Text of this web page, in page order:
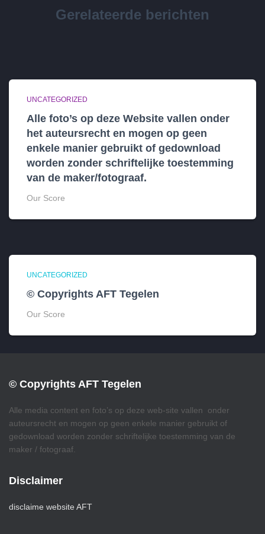
Gerelateerde berichten
UNCATEGORIZED
Alle foto’s op deze Website vallen onder
het auteursrecht en mogen op geen
enkele manier gebruikt of gedownload
worden zonder schriftelijke toestemming
van de maker/fotograaf.
Our Score
UNCATEGORIZED
© Copyrights AFT Tegelen
Our Score
© Copyrights AFT Tegelen
Alle media content en foto’s op deze web-site vallen onder
auteursrecht en mogen op geen enkele manier gebruikt of
gedownload worden zonder schriftelijke toestemming van de
maker / fotograaf.
Disclaimer
disclaime website AFT